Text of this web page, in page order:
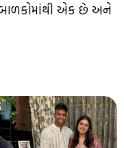
બાળકોમાંથી એક છે અને